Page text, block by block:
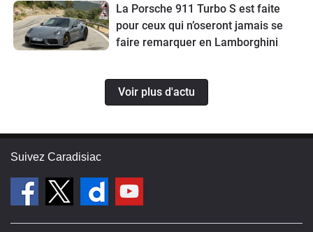
La Porsche 911 Turbo S est faite
pour ceux qui n’oseront jamais se
faire remarquer en Lamborghini
Voir plus d'actu
Suivez Caradisiac